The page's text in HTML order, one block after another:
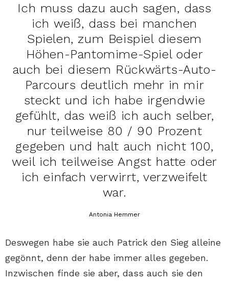
Ich muss dazu auch sagen, dass
ich weiß, dass bei manchen
Spielen, zum Beispiel diesem
Höhen-Pantomime-Spiel oder
auch bei diesem Rückwärts-Auto-
Parcours deutlich mehr in mir
steckt und ich habe irgendwie
gefühlt, das weiß ich auch selber,
nur teilweise 80 / 90 Prozent
gegeben und halt auch nicht 100,
weil ich teilweise Angst hatte oder
ich einfach verwirrt, verzweifelt
war.
Antonia Hemmer
Deswegen habe sie auch Patrick den Sieg alleine
gegönnt, denn der habe immer alles gegeben.
Inzwischen finde sie aber, dass auch sie den